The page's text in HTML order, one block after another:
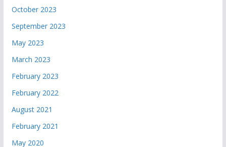
October 2023
September 2023
May 2023
March 2023
February 2023
February 2022
August 2021
February 2021
May 2020